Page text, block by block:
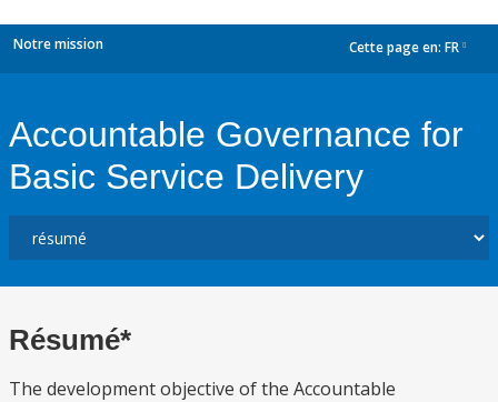
Notre mission Cette page en: FR
Accountable Governance for
Basic Service Delivery
Résumé*
The development objective of the Accountable